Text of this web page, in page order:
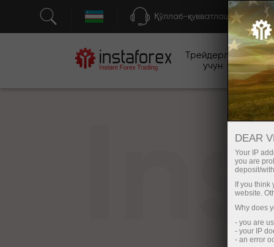
Қўллаб-қувватлаш
Трейдерлар
учун
DEAR
Your IP
you are
deposit/
If you
website.
Why does
- you are
- your IP
- an error